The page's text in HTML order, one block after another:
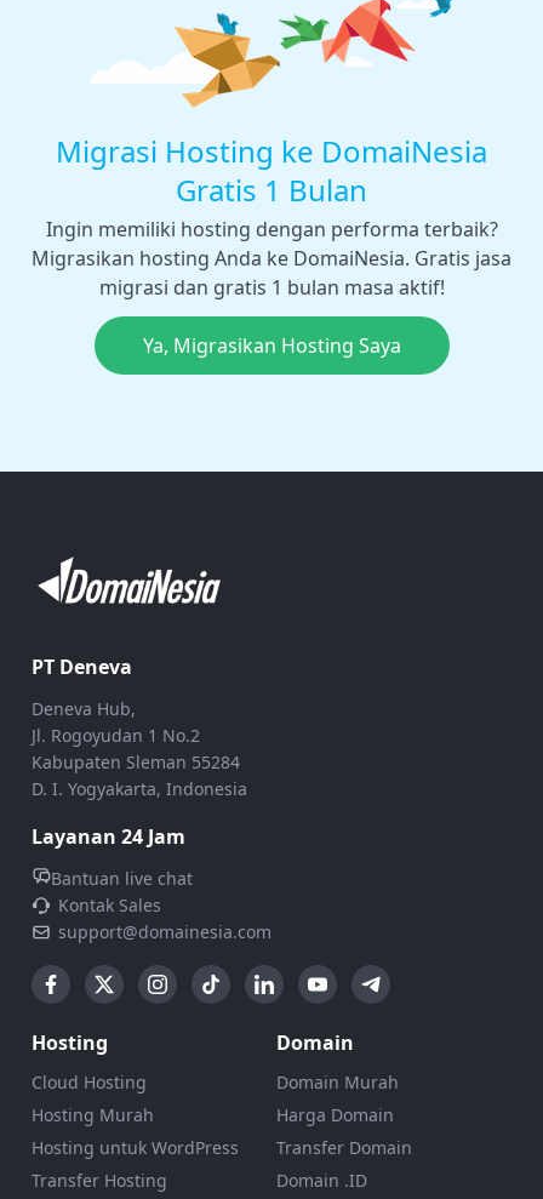
Migrasi Hosting ke DomaiNesia
Gratis 1 Bulan
Ingin memiliki hosting dengan performa terbaik?
Migrasikan hosting Anda ke DomaiNesia. Gratis jasa
migrasi dan gratis 1 bulan masa aktif!
Ya, Migrasikan Hosting Saya
PT Deneva
Deneva Hub,
Jl. Rogoyudan 1 No.2
Kabupaten Sleman 55284
D. I. Yogyakarta, Indonesia
Layanan 24 Jam
Bantuan live chat
Kontak Sales
support@domainesia.com
Hosting
Cloud Hosting
Hosting Murah
Hosting untuk WordPress
Transfer Hosting
Domain
Domain Murah
Harga Domain
Transfer Domain
Domain .ID